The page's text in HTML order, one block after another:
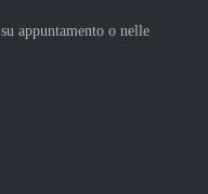
su appuntamento o nelle